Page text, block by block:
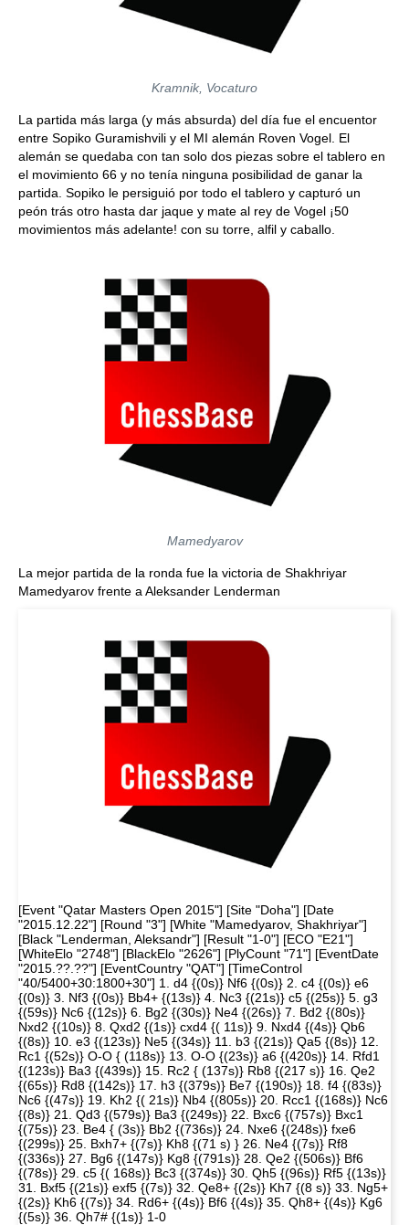
Kramnik, Vocaturo
La partida más larga (y más absurda) del día fue el encuentor
entre Sopiko Guramishvili y el MI alemán Roven Vogel. El
alemán se quedaba con tan solo dos piezas sobre el tablero en
el movimiento 66 y no tenía ninguna posibilidad de ganar la
partida. Sopiko le persiguió por todo el tablero y capturó un
peón trás otro hasta dar jaque y mate al rey de Vogel ¡50
movimientos más adelante! con su torre, alfil y caballo.
Mamedyarov
La mejor partida de la ronda fue la victoria de Shakhriyar
Mamedyarov frente a Aleksander Lenderman
[Event "Qatar Masters Open 2015"] [Site "Doha"] [Date
"2015.12.22"] [Round "3"] [White "Mamedyarov, Shakhriyar"]
[Black "Lenderman, Aleksandr"] [Result "1-0"] [ECO "E21"]
[WhiteElo "2748"] [BlackElo "2626"] [PlyCount "71"] [EventDate
"2015.??.??"] [EventCountry "QAT"] [TimeControl
"40/5400+30:1800+30"] 1. d4 {(0s)} Nf6 {(0s)} 2. c4 {(0s)} e6
{(0s)} 3. Nf3 {(0s)} Bb4+ {(13s)} 4. Nc3 {(21s)} c5 {(25s)} 5. g3
{(59s)} Nc6 {(12s)} 6. Bg2 {(30s)} Ne4 {(26s)} 7. Bd2 {(80s)}
Nxd2 {(10s)} 8. Qxd2 {(1s)} cxd4 {( 11s)} 9. Nxd4 {(4s)} Qb6
{(8s)} 10. e3 {(123s)} Ne5 {(34s)} 11. b3 {(21s)} Qa5 {(8s)} 12.
Rc1 {(52s)} O-O { (118s)} 13. O-O {(23s)} a6 {(420s)} 14. Rfd1
{(123s)} Ba3 {(439s)} 15. Rc2 { (137s)} Rb8 {(217 s)} 16. Qe2
{(65s)} Rd8 {(142s)} 17. h3 {(379s)} Be7 {(190s)} 18. f4 {(83s)}
Nc6 {(47s)} 19. Kh2 {( 21s)} Nb4 {(805s)} 20. Rcc1 {(168s)} Nc6
{(8s)} 21. Qd3 {(579s)} Ba3 {(249s)} 22. Bxc6 {(757s)} Bxc1
{(75s)} 23. Be4 { (3s)} Bb2 {(736s)} 24. Nxe6 {(248s)} fxe6
{(299s)} 25. Bxh7+ {(7s)} Kh8 {(71 s) } 26. Ne4 {(7s)} Rf8
{(336s)} 27. Bg6 {(147s)} Kg8 {(791s)} 28. Qe2 {(506s)} Bf6
{(78s)} 29. c5 {( 168s)} Bc3 {(374s)} 30. Qh5 {(96s)} Rf5 {(13s)}
31. Bxf5 {(21s)} exf5 {(7s)} 32. Qe8+ {(2s)} Kh7 {(8 s)} 33. Ng5+
{(2s)} Kh6 {(7s)} 34. Rd6+ {(4s)} Bf6 {(4s)} 35. Qh8+ {(4s)} Kg6
{(5s)} 36. Qh7# {(1s)} 1-0